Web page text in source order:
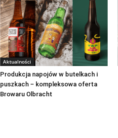
Aktualności
Produkcja napojów w butelkach i
puszkach – kompleksowa oferta
Browaru Olbracht